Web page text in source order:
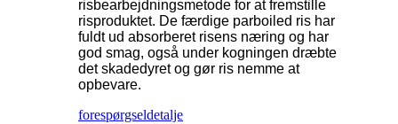
risbearbejdningsmetode for at fremstille
risproduktet. De færdige parboiled ris har
fuldt ud absorberet risens næring og har
god smag, også under kogningen dræbte
det skadedyret og gør ris nemme at
opbevare.
forespørgseldetalje